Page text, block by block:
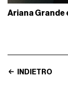
Ariana Grande
INDIETRO